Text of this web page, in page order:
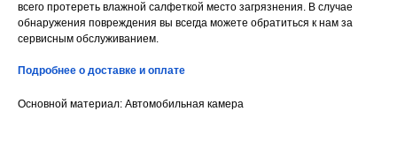
всего протереть влажной салфеткой место загрязнения. В случае
обнаружения повреждения вы всегда можете обратиться к нам за
сервисным обслуживанием.
Подробнее о доставке и оплате
Основной материал: Автомобильная камера